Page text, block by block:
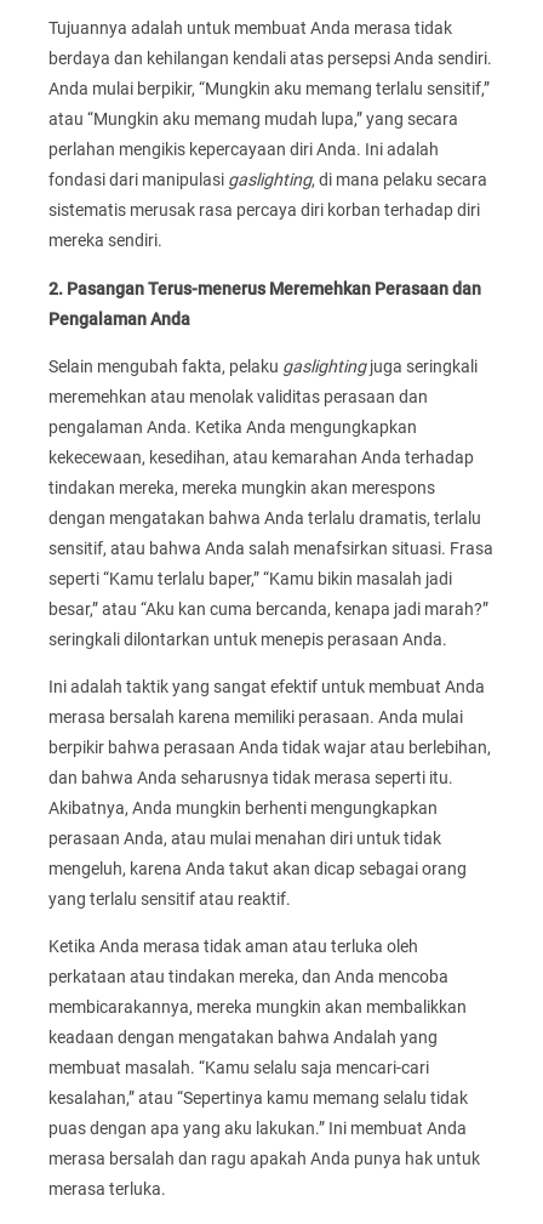
Tujuannya adalah untuk membuat Anda merasa tidak
berdaya dan kehilangan kendali atas persepsi Anda sendiri.
Anda mulai berpikir, “Mungkin aku memang terlalu sensitif,”
atau “Mungkin aku memang mudah lupa,” yang secara
perlahan mengikis kepercayaan diri Anda. Ini adalah
fondasi dari manipulasi gaslighting, di mana pelaku secara
sistematis merusak rasa percaya diri korban terhadap diri
mereka sendiri.
2. Pasangan Terus-menerus Meremehkan Perasaan dan
Pengalaman Anda
Selain mengubah fakta, pelaku gaslightingjuga seringkali
meremehkan atau menolak validitas perasaan dan
pengalaman Anda. Ketika Anda mengungkapkan
kekecewaan, kesedihan, atau kemarahan Anda terhadap
tindakan mereka, mereka mungkin akan merespons
dengan mengatakan bahwa Anda terlalu dramatis, terlalu
sensitif, atau bahwa Anda salah menafsirkan situasi. Frasa
seperti “Kamu terlalu baper,” “Kamu bikin masalah jadi
besar,” atau “Aku kan cuma bercanda, kenapa jadi marah?”
seringkali dilontarkan untuk menepis perasaan Anda.
Ini adalah taktik yang sangat efektif untuk membuat Anda
merasa bersalah karena memiliki perasaan. Anda mulai
berpikir bahwa perasaan Anda tidak wajar atau berlebihan,
dan bahwa Anda seharusnya tidak merasa seperti itu.
Akibatnya, Anda mungkin berhenti mengungkapkan
perasaan Anda, atau mulai menahan diri untuk tidak
mengeluh, karena Anda takut akan dicap sebagai orang
yang terlalu sensitif atau reaktif.
Ketika Anda merasa tidak aman atau terluka oleh
perkataan atau tindakan mereka, dan Anda mencoba
membicarakannya, mereka mungkin akan membalikkan
keadaan dengan mengatakan bahwa Andalah yang
membuat masalah. “Kamu selalu saja mencari-cari
kesalahan,” atau “Sepertinya kamu memang selalu tidak
puas dengan apa yang aku lakukan.” Ini membuat Anda
merasa bersalah dan ragu apakah Anda punya hak untuk
merasa terluka.